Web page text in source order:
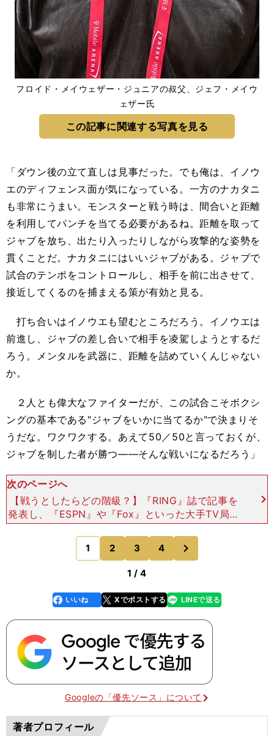
フロイド・メイウェザー・ジュニアの叔父、ジェフ・メイウ
ェザー氏
この記事に関連する写真を見る
「ダウン後の立て直しは見事だった。でも俺は、イノウ
エのディフェンス面が気になっている。一方のナカタニ
も非常にうまい。モンスターと戦う時は、間合いと距離
を利用してパンチを当てる必要があるね。距離を取って
ジャブを放ち、出たり入ったりしながら攻撃的な姿勢を
貫くことだ。ナカタニにはいいジャブがある。ジャブで
試合のテンポをコントロールし、相手を前に出させて、
接近してくるのを捕まえる策が有効と見る。
打ち合いはイノウエも望むところだろう。イノウエは
前進し、ジャブの差し合いで相手を凌駕しようとするだ
ろう。メンタルを武器に、距離を詰めていくんじゃない
か。
２人とも偉大なファイターだが、この試合こそボクシ
ングの基本である"ジャブをいかに当てるか"で決まりそ
うだな。ワクワクする。あえて50／50と言っておくが、
ジャブを制した者が勝つ――そんな戦いになるだろう」
次のページへ
【戦うとしたらどの階級？】『RING』誌で記事を
発表し、『ESPN』や『Fox』といった大手TV局の
ボクシング中継でコメンテイターを務めるマノウ
ク・アコピアンにも話を聞いた。ボクシングジャー
ナリスト
1 2 3 4
のページへ
1 / 4
faceboo
k
いいね Xでポストする
line LINEで送る
Googleの「優先ソース」について
著者プロフィール